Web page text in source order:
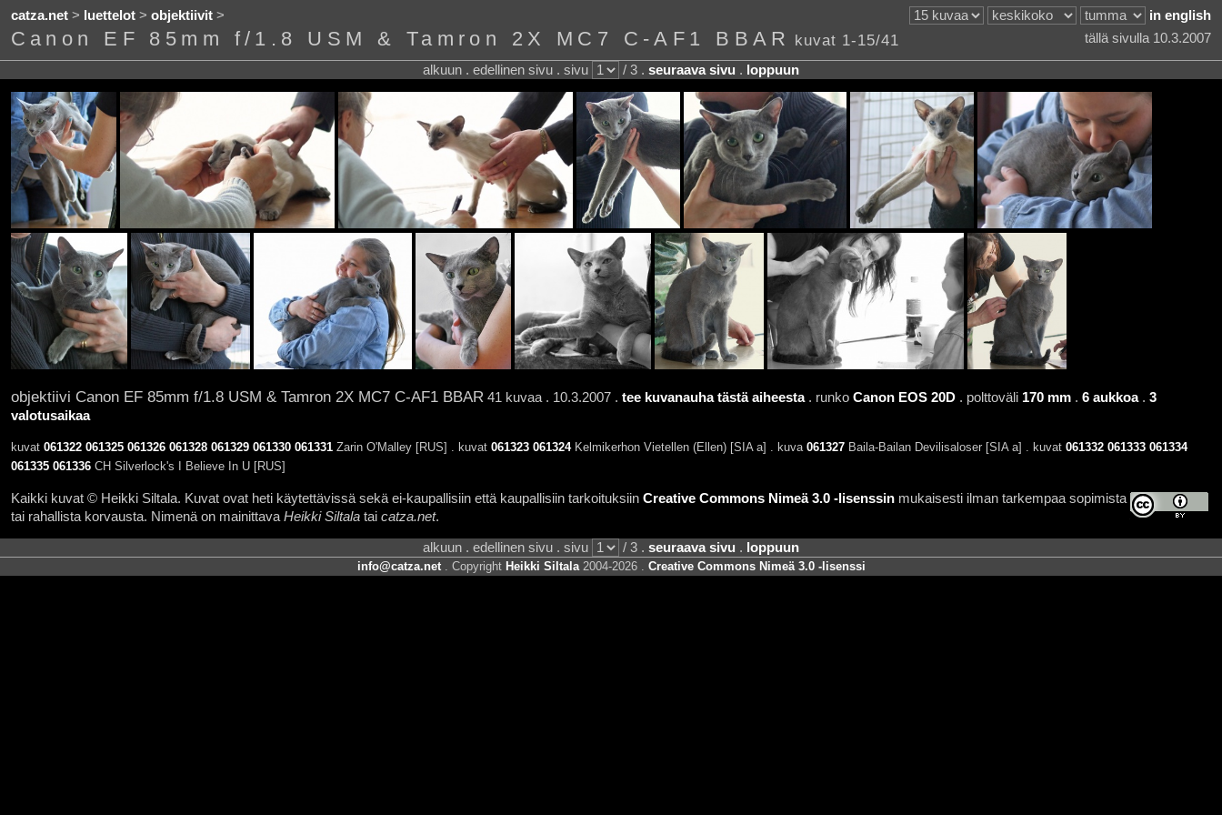
catza.net> luettelot> objektiivit> in english
Canon EF 85mm f/1.8 USM & Tamron 2X MC7 C-AF1 BBAR kuvat 1-15/41 tällä sivulla 10.3.2007
alkuun . edellinen sivu . sivu / 3 . seuraava sivu . loppuun
objektiivi Canon EF 85mm f/1.8 USM & Tamron 2X MC7 C-AF1 BBAR 41 kuvaa . 10.3.2007 . tee kuvanauha tästä aiheesta. runko Canon EOS 20D. polttoväli 170 mm. 6 aukkoa. 3
valotusaikaa
kuvat 061322 061325 061326 061328 061329 061330 061331Zarin O'Malley [RUS] . kuvat 061323 061324Kelmikerhon Vietellen (Ellen) [SIA a] . kuva 061327Baila-Bailan Devilisaloser [SIA a] . kuvat 061332 061333 061334
061335 061336CH Silverlock's I Believe In U [RUS]
Kaikki kuvat © Heikki Siltala. Kuvat ovat heti käytettävissä sekä ei-kaupallisiin että kaupallisiin tarkoituksiin Creative Commons Nimeä 3.0 -lisenssinmukaisesti ilman tarkempaa sopimista
tai rahallista korvausta. Nimenä on mainittava Heikki Siltalatai catza.net.
alkuun . edellinen sivu . sivu / 3 . seuraava sivu . loppuun
info@catza.net. Copyright Heikki Siltala2004-2026 . Creative Commons Nimeä 3.0 -lisenssi